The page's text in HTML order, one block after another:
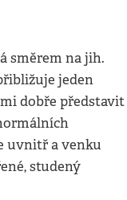
směrem na jih.
jeden
dobře představit
uvnitř a venku
studený